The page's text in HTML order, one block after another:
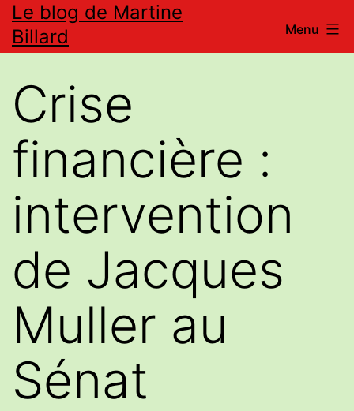
Aller
au
Le blog de Martine
Billard
Menu
Crise
financière :
intervention
de Jacques
Muller au
Sénat